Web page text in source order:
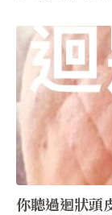
常重要的，一般會
的食品，如簡單
貌。
你聽過迴狀頭